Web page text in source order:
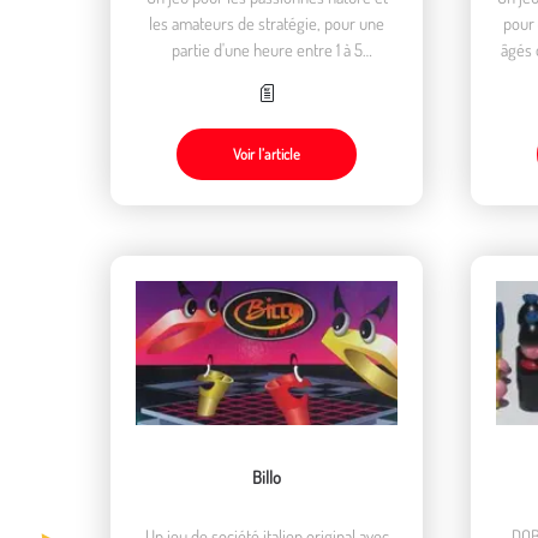
les amateurs de stratégie, pour une
partie d'une heure entre 1 à 5
Voir l’article
pour
âgés
Billo